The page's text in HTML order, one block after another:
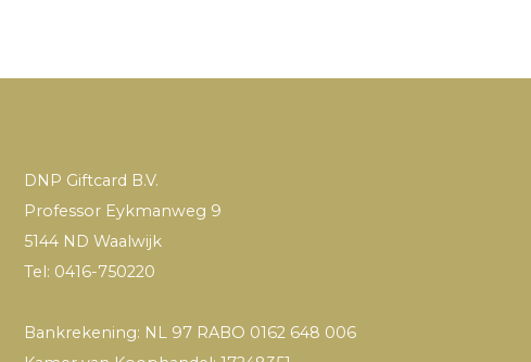
DNP Giftcard B.V.
Professor Eykmanweg 9
5144 ND Waalwijk
Tel: 0416-750220
Bankrekening: NL 97 RABO 0162 648 006